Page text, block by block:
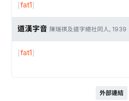
[fat1]
道漢字音 陳瑞祺及道字總社同人, 1939
[fat1]
外部連結